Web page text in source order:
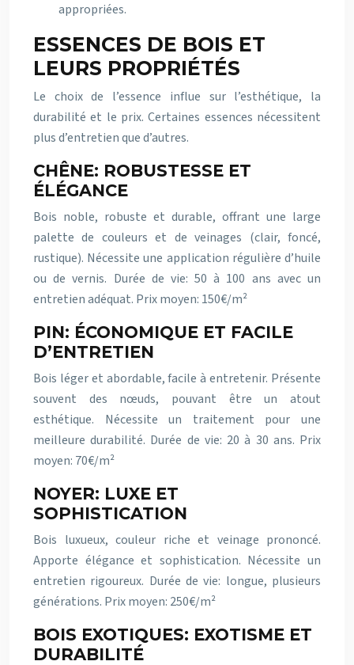
appropriées.
ESSENCES DE BOIS ET
LEURS PROPRIÉTÉS
Le choix de l’essence influe sur l’esthétique, la
durabilité et le prix. Certaines essences nécessitent
plus d’entretien que d’autres.
CHÊNE: ROBUSTESSE ET
ÉLÉGANCE
Bois noble, robuste et durable, offrant une large
palette de couleurs et de veinages (clair, foncé,
rustique). Nécessite une application régulière d’huile
ou de vernis. Durée de vie: 50 à 100 ans avec un
entretien adéquat. Prix moyen: 150€/m²
PIN: ÉCONOMIQUE ET FACILE
D’ENTRETIEN
Bois léger et abordable, facile à entretenir. Présente
souvent des nœuds, pouvant être un atout
esthétique. Nécessite un traitement pour une
meilleure durabilité. Durée de vie: 20 à 30 ans. Prix
moyen: 70€/m²
NOYER: LUXE ET
SOPHISTICATION
Bois luxueux, couleur riche et veinage prononcé.
Apporte élégance et sophistication. Nécessite un
entretien rigoureux. Durée de vie: longue, plusieurs
générations. Prix moyen: 250€/m²
BOIS EXOTIQUES: EXOTISME ET
DURABILITÉ